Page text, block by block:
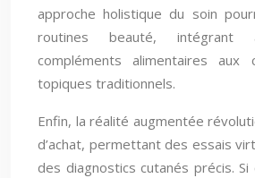
approche holistique du soin
routines beauté, intégrant
compléments alimentaires
topiques traditionnels.
Enfin, la réalité augmentée
d’achat, permettant des essais
des diagnostics cutanés précis.